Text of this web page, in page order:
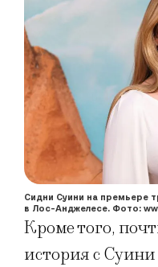
Сидни Суини на премьере
в Лос-Анджелесе. Фото:
Кроме того,
история с